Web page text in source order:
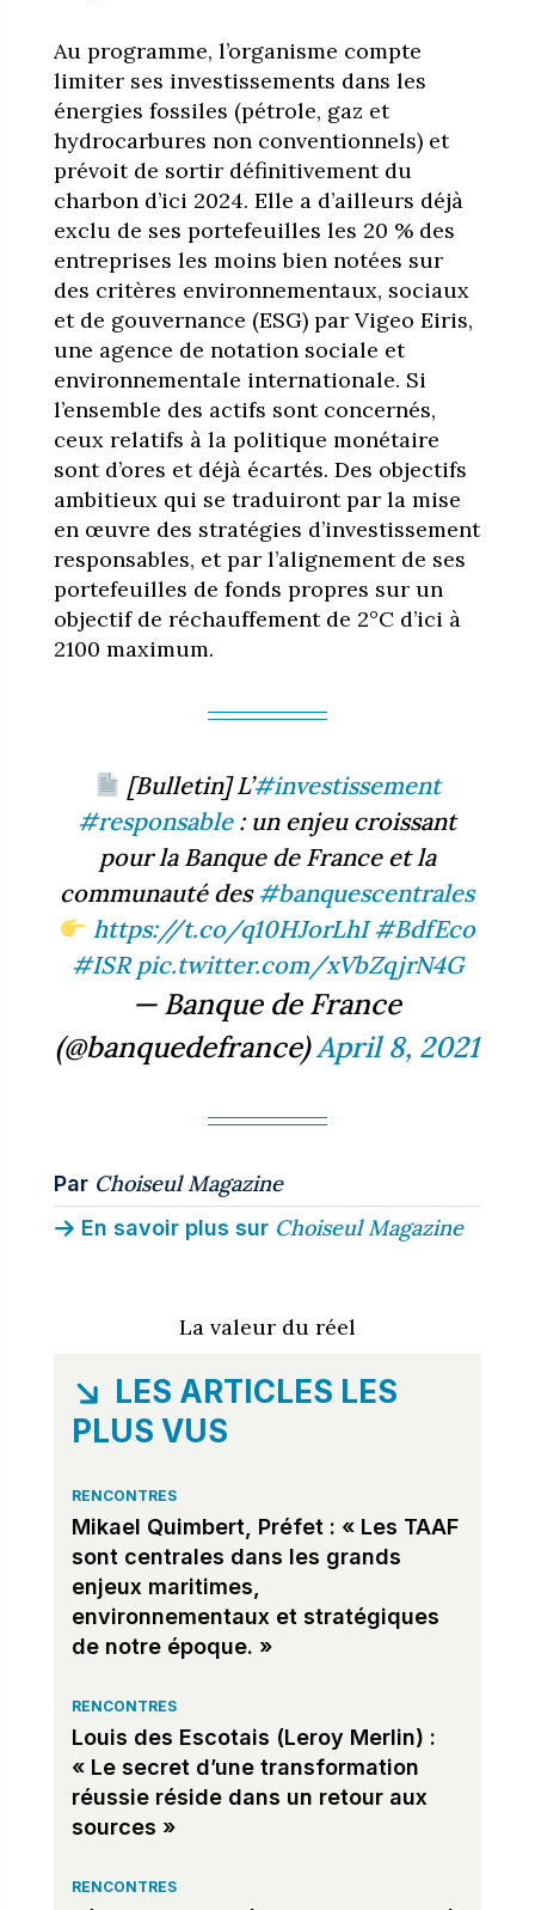
Au programme, l’organisme compte
limiter ses investissements dans les
énergies fossiles (pétrole, gaz et
hydrocarbures non conventionnels) et
prévoit de sortir définitivement du
charbon d’ici 2024. Elle a d’ailleurs déjà
exclu de ses portefeuilles les 20 % des
entreprises les moins bien notées sur
des critères environnementaux, sociaux
et de gouvernance (ESG) par Vigeo Eiris,
une agence de notation sociale et
environnementale internationale. Si
l’ensemble des actifs sont concernés,
ceux relatifs à la politique monétaire
sont d’ores et déjà écartés. Des objectifs
ambitieux qui se traduiront par la mise
en œuvre des stratégies d’investissement
responsables, et par l’alignement de ses
portefeuilles de fonds propres sur un
objectif de réchauffement de 2°C d’ici à
2100 maximum.
[Bulletin] L’#investissement
#responsable: un enjeu croissant
pour la Banque de France et la
communauté des#banquescentrales
https://t.co/q10HJorLhI #BdfEco
#ISR pic.twitter.com/xVbZqjrN4G
— Banque de France
(@banquedefrance)April 8, 2021
Par Choiseul Magazine
En savoir plus sur Choiseul Magazine
La valeur du réel
LES ARTICLES LES
PLUS VUS
RENCONTRES
Mikael Quimbert, Préfet : « Les TAAF
sont centrales dans les grands
enjeux maritimes,
environnementaux et stratégiques
de notre époque. »
RENCONTRES
Louis des Escotais (Leroy Merlin) :
« Le secret d’une transformation
réussie réside dans un retour aux
sources »
RENCONTRES